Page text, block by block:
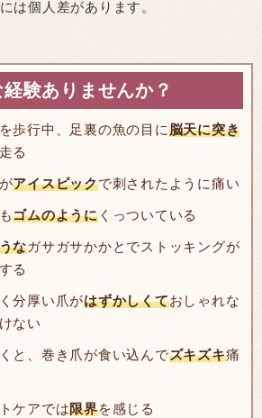
は個人差があります。
経験ありませんか？
歩行中、足裏の魚の目に脳天に突き
る
アイスピックで刺されたように痛い
ゴムのようにくっついている
なガサガサかかとでストッキングが
る
分厚い爪がはずかしくておしゃれな
ない
と、巻き爪が食い込んでズキズキ痛
ケアでは限界を感じる